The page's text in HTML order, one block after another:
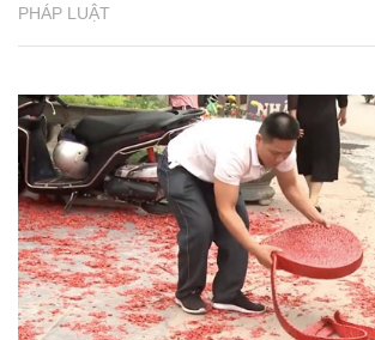
PHÁP LUẬT